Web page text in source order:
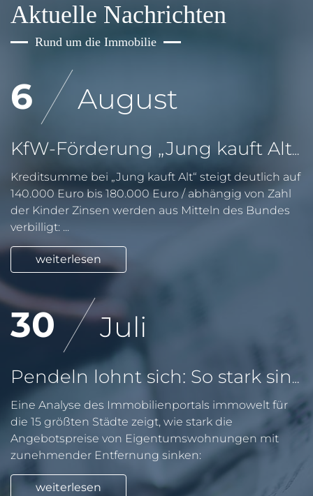
Aktuelle Nachrichten
Rund um die Immobilie
6 August
KfW-Förderung „Jung kauft Alt“: Höhere Kredite ab August 2026
Kreditsumme bei „Jung kauft Alt“ steigt deutlich auf
140.000 Euro bis 180.000 Euro / abhängig von Zahl
der Kinder Zinsen werden aus Mitteln des Bundes
verbilligt: ...
weiterlesen
30 Juli
Pendeln lohnt sich: So stark sinken Wohnungspreise im Umland
Eine Analyse des Immobilienportals immowelt für
die 15 größten Städte zeigt, wie stark die
Angebotspreise von Eigentumswohnungen mit
zunehmender Entfernung sinken:
weiterlesen